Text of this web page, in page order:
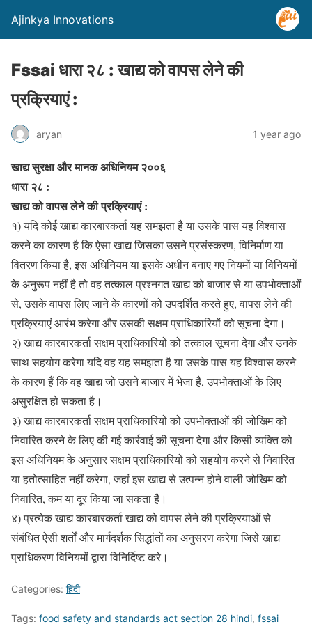
Ajinkya Innovations
Fssai धारा २८ : खाद्य को वापस लेने की
प्रक्रियाएं :
aryan 1 year ago
खाद्य सुरक्षा और मानक अधिनियम २००६
धारा २८ :
खाद्य को वापस लेने की प्रक्रियाएं :
१) यदि कोई खाद्य कारबारकर्ता यह समझता है या उसके पास यह विश्वास
करने का कारण है कि ऐसा खाद्य जिसका उसने प्रसंस्करण, विनिर्माण या
वितरण किया है, इस अधिनियम या इसके अधीन बनाए गए नियमों या विनियमों
के अनुरूप नहीं है तो वह तत्काल प्रश्नगत खाद्य को बाजार से या उपभोक्ताओं
से, उसके वापस लिए जाने के कारणों को उपदर्शित करते हुए, वापस लेने की
प्रक्रियाएं आरंभ करेगा और उसकी सक्षम प्राधिकारियों को सूचना देगा।
२) खाद्य कारबारकर्ता सक्षम प्राधिकारियों को तत्काल सूचना देगा और उनके
साथ सहयोग करेगा यदि वह यह समझता है या उसके पास यह विश्वास करने
के कारण हैं कि वह खाद्य जो उसने बाजार में भेजा है, उपभोक्ताओं के लिए
असुरक्षित हो सकता है।
३) खाद्य कारबारकर्ता सक्षम प्राधिकारियों को उपभोक्ताओं की जोखिम को
निवारित करने के लिए की गई कार्रवाई की सूचना देगा और किसी व्यक्ति को
इस अधिनियम के अनुसार सक्षम प्राधिकारियों को सहयोग करने से निवारित
या हतोत्साहित नहीं करेगा, जहां इस खाद्य से उत्पन्न होने वाली जोखिम को
निवारित, कम या दूर किया जा सकता है।
४) प्रत्येक खाद्य कारबारकर्ता खाद्य को वापस लेने की प्रक्रियाओं से
संबंधित ऐसी शर्तों और मार्गदर्शक सिद्धांतों का अनुसरण करेगा जिसे खाद्य
प्राधिकरण विनियमों द्वारा विनिर्दिष्ट करे।
Categories: हिंदी
Tags: food safety and standards act section 28 hindi, fssai